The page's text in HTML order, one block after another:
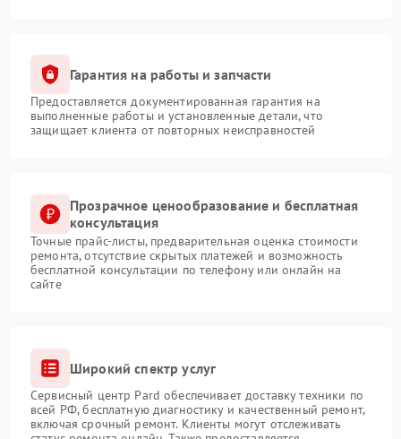
Гарантия на работы и запчасти
Предоставляется документированная гарантия на
выполненные работы и установленные детали, что
защищает клиента от повторных неисправностей
Прозрачное ценообразование и бесплатная
консультация
Точные прайс-листы, предварительная оценка стоимости
ремонта, отсутствие скрытых платежей и возможность
бесплатной консультации по телефону или онлайн на
сайте
Широкий спектр услуг
Сервисный центр Pard обеспечивает доставку техники по
всей РФ, бесплатную диагностику и качественный ремонт,
включая срочный ремонт. Клиенты могут отслеживать